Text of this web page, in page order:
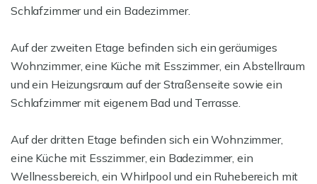
Schlafzimmer und ein Badezimmer.
Auf der zweiten Etage befinden sich ein geräumiges
Wohnzimmer, eine Küche mit Esszimmer, ein Abstellraum
und ein Heizungsraum auf der Straßenseite sowie ein
Schlafzimmer mit eigenem Bad und Terrasse.
Auf der dritten Etage befinden sich ein Wohnzimmer,
eine Küche mit Esszimmer, ein Badezimmer, ein
Wellnessbereich, ein Whirlpool und ein Ruhebereich mit